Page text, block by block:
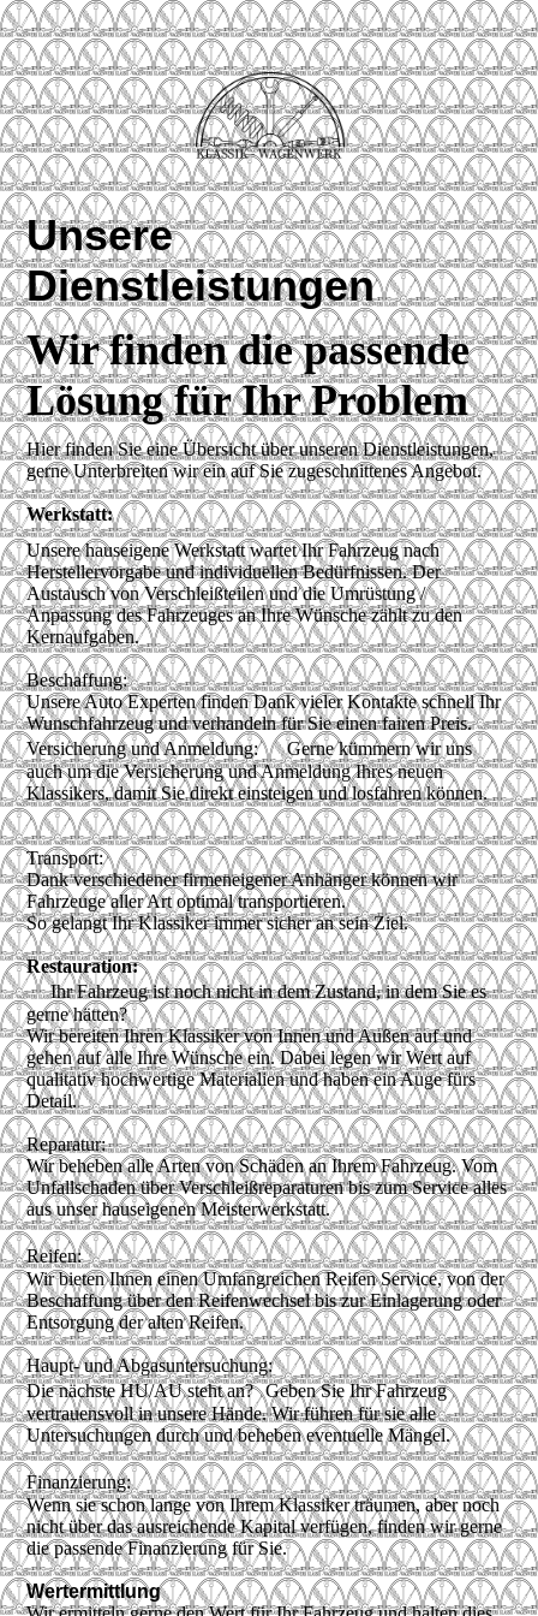
Unsere
Dienstleistungen
Wir finden die passende
Lösung für Ihr Problem
Hier finden Sie eine Übersicht über unseren Dienstleistungen,
gerne Unterbreiten wir ein auf Sie zugeschnittenes Angebot.
Werkstatt:
Unsere hauseigene Werkstatt wartet Ihr Fahrzeug nach
Herstellervorgabe und individuellen Bedürfnissen. Der
Austausch von Verschleißteilen und die Umrüstung /
Anpassung des Fahrzeuges an Ihre Wünsche zählt zu den
Kernaufgaben.
Beschaffung:
Unsere Auto Experten finden Dank vieler Kontakte schnell Ihr
Wunschfahrzeug und verhandeln für Sie einen fairen Preis.
Versicherung und Anmeldung: Gerne kümmern wir uns
auch um die Versicherung und Anmeldung Ihres neuen
Klassikers, damit Sie direkt einsteigen und losfahren können.
Transport:
Dank verschiedener firmeneigener Anhänger können wir
Fahrzeuge aller Art optimal transportieren.
So gelangt Ihr Klassiker immer sicher an sein Ziel.
Restauration:
Ihr Fahrzeug ist noch nicht in dem Zustand, in dem Sie es
gerne hätten?
Wir bereiten Ihren Klassiker von Innen und Außen auf und
gehen auf alle Ihre Wünsche ein. Dabei legen wir Wert auf
qualitativ hochwertige Materialien und haben ein Auge fürs
Detail.
Reparatur:
Wir beheben alle Arten von Schäden an Ihrem Fahrzeug. Vom
Unfallschaden über Verschleißreparaturen bis zum Service alles
aus unser hauseigenen Meisterwerkstatt.
Reifen:
Wir bieten Ihnen einen Umfangreichen Reifen Service, von der
Beschaffung über den Reifenwechsel bis zur Einlagerung oder
Entsorgung der alten Reifen.
Haupt- und Abgasuntersuchung:
Die nächste HU/AU steht an? Geben Sie Ihr Fahrzeug
vertrauensvoll in unsere Hände. Wir führen für sie alle
Untersuchungen durch und beheben eventuelle Mängel.
Finanzierung:
Wenn sie schon lange von Ihrem Klassiker träumen, aber noch
nicht über das ausreichende Kapital verfügen, finden wir gerne
die passende Finanzierung für Sie.
Wertermittlung